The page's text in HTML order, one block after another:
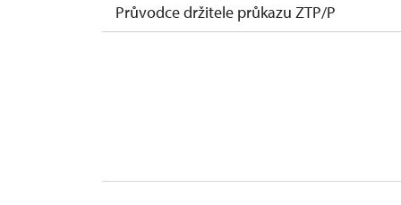
Průvodce držitele průkazu ZTP/P